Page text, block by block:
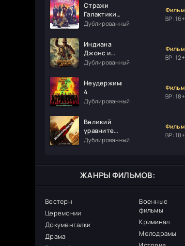
Стражи
Галактики.
Часть 3
Дублированный
Фильм
ВР: 16+
Индиана
Джонс и
колесо
Дублированный
Фильм
ВР: 12+
Неудержимые
4
Дублированный
Фильм
ВР: 18+
Великий
уравнитель
3
Дублированный
Фильм
ВР: 18+
ЖАНРЫ ФИЛЬМОВ:
Вестерн
Церемонии
Документалки
Драма
Военные
фильмы
Криминал
Мелодрамы